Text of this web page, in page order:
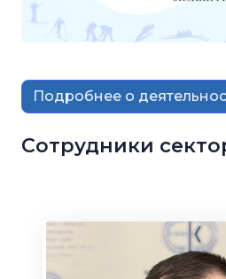
Подробнее о
Сотрудники